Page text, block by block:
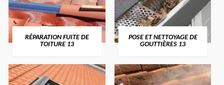
RÉPARATION FUITE DE
TOITURE 13
POSE ET NETTOYAGE DE
GOUTTIÈRES 13